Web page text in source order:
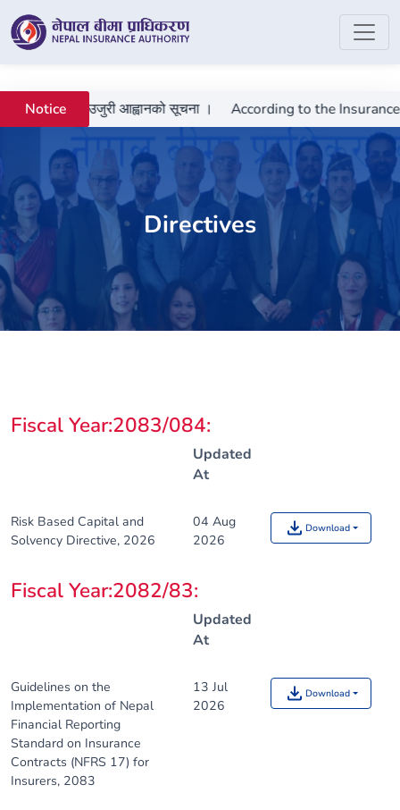
Notice
भएमा उजुरी आह्वानको सूचना । According to the Insurance Act
Directives
Fiscal Year:2083/084:
Updated
At
Risk Based Capital and
Solvency Directive, 2026
04 Aug
2026
Download
Fiscal Year:2082/83:
Updated
At
Guidelines on the
Implementation of Nepal
Financial Reporting
Standard on Insurance
Contracts (NFRS 17) for
Insurers, 2083
13 Jul
2026
Download